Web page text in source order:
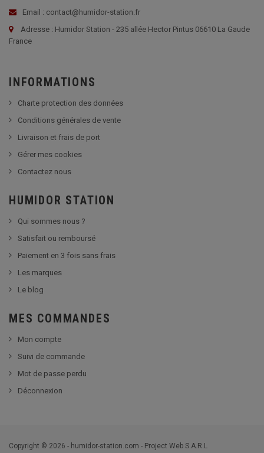
Email : contact@humidor-station.fr
Adresse : Humidor Station - 235 allée Hector Pintus 06610 La Gaude
France
INFORMATIONS
Charte protection des données
Conditions générales de vente
Livraison et frais de port
Gérer mes cookies
Contactez nous
HUMIDOR STATION
Qui sommes nous ?
Satisfait ou remboursé
Paiement en 3 fois sans frais
Les marques
Le blog
MES COMMANDES
Mon compte
Suivi de commande
Mot de passe perdu
Déconnexion
Copyright © 2026 - humidor-station.com - Project Web S.A.R.L